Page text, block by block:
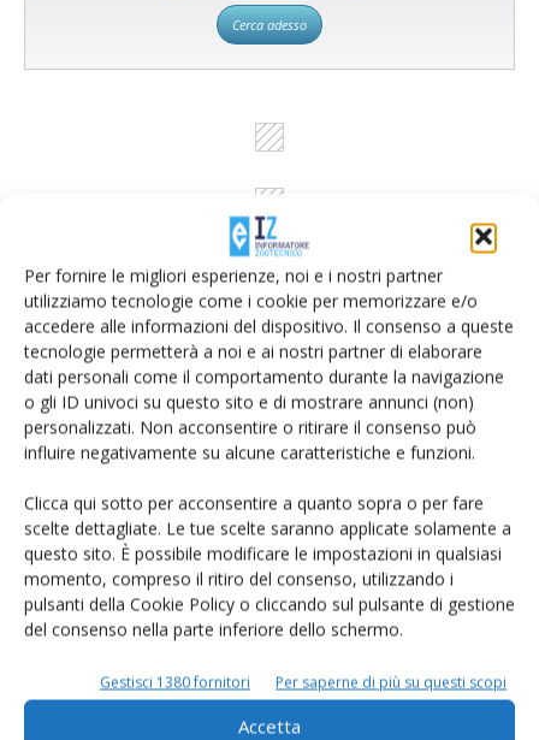
Per fornire le migliori esperienze, noi e i nostri partner
utilizziamo tecnologie come i cookie per memorizzare e/o
accedere alle informazioni del dispositivo. Il consenso a queste
tecnologie permetterà a noi e ai nostri partner di elaborare
dati personali come il comportamento durante la navigazione
o gli ID univoci su questo sito e di mostrare annunci (non)
personalizzati. Non acconsentire o ritirare il consenso può
influire negativamente su alcune caratteristiche e funzioni.
Clicca qui sotto per acconsentire a quanto sopra o per fare
scelte dettagliate. Le tue scelte saranno applicate solamente a
questo sito. È possibile modificare le impostazioni in qualsiasi
momento, compreso il ritiro del consenso, utilizzando i
pulsanti della Cookie Policy o cliccando sul pulsante di gestione
del consenso nella parte inferiore dello schermo.
Gestisci 1380 fornitori Per saperne di più su questi scopi
Accetta
Cerca adesso
Rimani aggiornato sul mondo
dell’agricoltura